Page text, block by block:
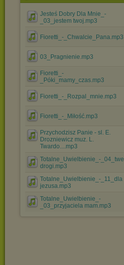
Jesteś Dobry Dla Mnie_-
_03_jestem twoj.mp3
Fioretti_-_Chwalcie_Pana.mp3
03_Pragnienie.mp3
Fioretti_-
_Póki_mamy_czas.mp3
Fioretti_-_Rozpal_mnie.mp3
Fioretti_-_Miłość.mp3
Przychodzisz Panie - sl. E.
Drozniewicz muz. L.
Twardo....mp3
Totalne_Uwielbienie_-_04_twe
drogi.mp3
Totalne_Uwielbienie_-_11_dla
jezusa.mp3
Totalne_Uwielbienie_-
_03_przyjaciela mam.mp3